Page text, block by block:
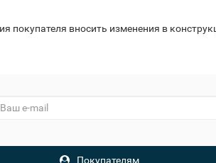
покупателя вносить изменения в
Покупателям